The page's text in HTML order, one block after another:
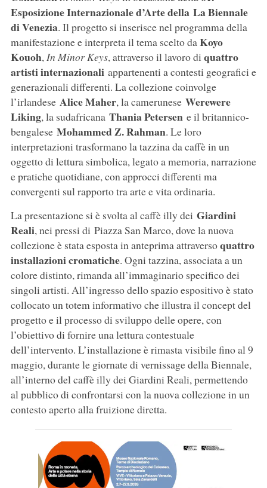
Esposizione Internazionale d’Arte della La Biennale
di Venezia. Il progetto si inserisce nel programma della
manifestazione e interpreta il tema scelto daKoyo
Kouoh,In Minor Keys, attraverso il lavoro di quattro
artisti internazionali appartenenti a contesti geografici e
generazionali differenti. La collezione coinvolge
l’irlandese AliceMaher, la camerunese Werewere
Liking, la sudafricana ThaniaPetersene il britannico-
bengalese Mohammed Z. Rahman. Le loro
interpretazioni trasformano la tazzina da caffè in un
oggetto di lettura simbolica, legato a memoria, narrazione
e pratiche quotidiane, con approcci differenti ma
convergenti sul rapporto tra arte e vita ordinaria.
La presentazione si è svolta al caffè illy dei Giardini
Reali, nei pressi di Piazza San Marco, dove la nuova
collezione è stata esposta in anteprima attraversoquattro
installazioni cromatiche. Ogni tazzina, associata a un
colore distinto, rimanda all’immaginario specifico dei
singoli artisti. All’ingresso dello spazio espositivo è stato
collocato un totem informativo che illustra il concept del
progetto e il processo di sviluppo delle opere, con
l’obiettivo di fornire una lettura contestuale
dell’intervento. L’installazione è rimasta visibile fino al 9
maggio, durante le giornate di vernissage della Biennale,
all’interno del caffè illy dei Giardini Reali, permettendo
al pubblico di confrontarsi con la nuova collezione in un
contesto aperto alla fruizione diretta.